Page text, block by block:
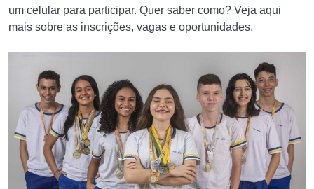
um celular para participar. Quer saber como? Veja aqui
mais sobre as inscrições, vagas e oportunidades.